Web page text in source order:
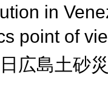
in
point of
広島土砂